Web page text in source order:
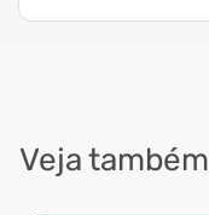
Veja também